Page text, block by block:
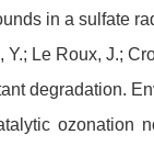
in a sulfate
Y.; Le Roux, J.;
degradation.
ozonation